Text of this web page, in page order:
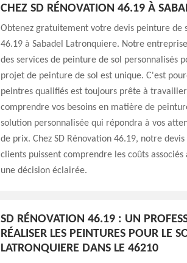
CHEZ SD RÉNOVATION 46.19 À
Obtenez gratuitement votre devis peinture de
46.19 à Sabadel Latronquiere. Notre
des services de peinture de sol personnalisés
projet de peinture de sol est unique. C'est
peintres qualifiés est toujours prête à
comprendre vos besoins en matière de
solution personnalisée qui répondra à vos
de prix. Chez SD Rénovation 46.19, notre
clients puissent comprendre les coûts
une décision éclairée.
SD RÉNOVATION 46.19 : UN
RÉALISER LES PEINTURES POUR LE
LATRONQUIERE DANS LE 46210